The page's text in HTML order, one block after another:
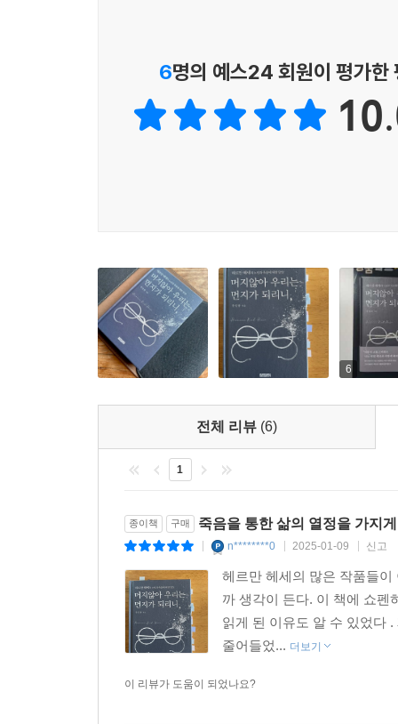
우리 심장은 얼어붙고
정원도 그 화사함을
생명도 그 빛을 잃으리라.
6명의 예스24 회원이 평가한
6
전체 리뷰 (6)
1
종이책 구매 죽음을 통한 삶의 열정을 가지
n********0 2025-01-09 신고
헤르만 헤세의 많은 작품들
까 생각이 든다. 이 책에 쇼펜
읽게 된 이유도 알 수 있었다
줄어들었... 더보기
이 리뷰가 도움이 되었나요?